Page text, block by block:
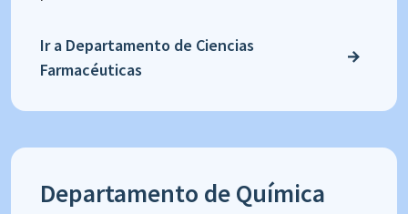
Ir a Departamento de Ciencias
Farmacéuticas
Departamento de Química